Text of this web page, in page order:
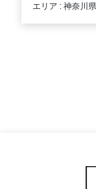
エリア : 神奈川